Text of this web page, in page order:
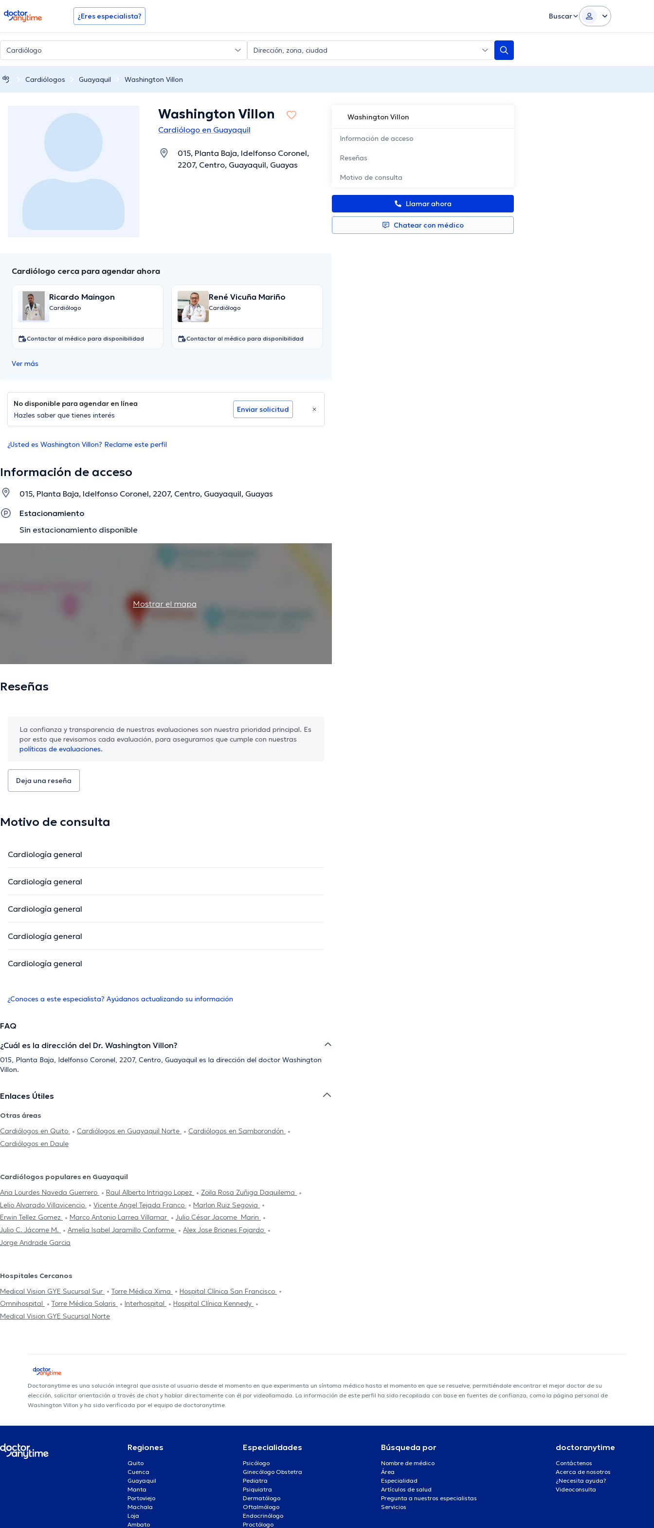
doctoranytime ¿Eres especialista? Buscar
Cardiólogos Guayaquil Washington Villon
Washington Villon
Información de acceso
Reseñas
Motivo de consulta
Llamar ahora
Chatear con médico
Washington Villon
Cardiólogo en Guayaquil
015, Planta Baja, Idelfonso Coronel,
2207, Centro, Guayaquil, Guayas
Cardiólogo cerca para agendar ahora
Ricardo Maingon
Cardiólogo
Contactar al médico para disponibilidad
René Vicuña Mariño
Cardiólogo
Contactar al médico para disponibilidad
Ver más
No disponible para agendar en línea
Hazles saber que tienes interés
Enviar solicitud
¿Usted es Washington Villon? Reclame este perfil
Información de acceso
015, Planta Baja, Idelfonso Coronel, 2207, Centro, Guayaquil, Guayas
Estacionamiento
Sin estacionamiento disponible
Mostrar el mapa
Reseñas
La confianza y transparencia de nuestras evaluaciones son nuestra prioridad principal. Es
por esto que revisamos cada evaluación, para asegurarnos que cumple con nuestras
políticas de evaluaciones.
Deja una reseña
Motivo de consulta
Cardiología general
Cardiología general
Cardiología general
Cardiología general
Cardiología general
¿Conoces a este especialista? Ayúdanos actualizando su información
FAQ
¿Cuál es la dirección del Dr. Washington Villon?
015, Planta Baja, Idelfonso Coronel, 2207, Centro, Guayaquil es la dirección del doctor Washington
Villon.
Enlaces Útiles
Otras áreas
Cardiólogos en Quito
Cardiólogos en Guayaquil Norte
Cardiólogos en Samborondón
Cardiólogos en Daule
Cardiólogos populares en Guayaquil
Ana Lourdes Naveda Guerrero
Raul Alberto Intriago Lopez
Zoila Rosa Zuñiga Daquilema
Lelio Alvarado Villavicencio
Vicente Angel Tejada Franco
Marlon Ruiz Segovia
Erwin Tellez Gomez
Marco Antonio Larrea Villamar
Julio César Jacome Marin
Julio C. Jácome M.
Amelia Isabel Jaramillo Conforme
Alex Jose Briones Fajardo
Jorge Andrade Garcia
Hospitales Cercanos
Medical Vision GYE Sucursal Sur
Torre Médica Xima
Hospital Clínica San Francisco
Omnihospital
Torre Médica Solaris Interhospital
Hospital Clínica Kennedy
Medical Vision GYE Sucursal Norte
Doctoranytime es una solución integral que asiste al usuario desde el momento en que experimenta un síntoma médico hasta el momento en que se resuelve, permitiéndole encontrar el mejor doctor de su
elección, solicitar orientación a través de chat y hablar directamente con él por videollamada. La información de este perfil ha sido recopilada con base en fuentes de confianza, como la página personal de
Washington Villon y ha sido verificada por el equipo de doctoranytime.
Regiones
Quito
Cuenca
Guayaquil
Manta
Portoviejo
Machala
Loja
Ambato
Especialidades
Psicólogo
Ginecólogo Obstetra
Pediatra
Psiquiatra
Dermatólogo
Oftalmólogo
Endocrinólogo
Proctólogo
Búsqueda por
Nombre de médico
Área
Especialidad
Artículos de salud
Pregunta a nuestros especialistas
Servicios
doctoranytime
Contáctenos
Acerca de nosotros
¿Necesita ayuda?
Videoconsulta